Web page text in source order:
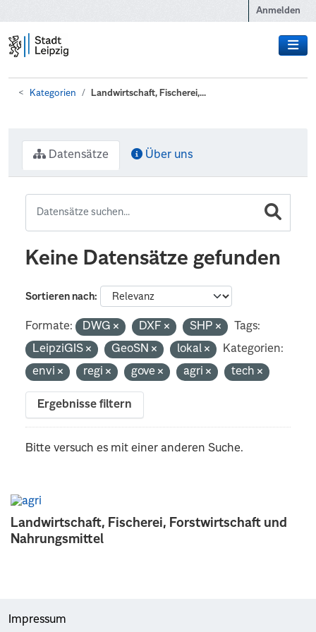
Anmelden
Kategorien Landwirtschaft, Fischerei,...
Landwirtschaft, Fischerei, Forstwirtschaft und
Nahrungsmittel
Datensätze Über uns
Keine Datensätze gefunden
Sortieren nach
Formate: DWG DXF SHP
Tags:
LeipziGIS
GeoSN lokal
Kategorien:
envi
regi gove agri tech
Ergebnisse filtern
Bitte versuch es mit einer anderen Suche.
Impressum